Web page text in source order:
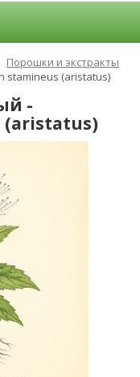
Порошки и экстракты
stamineus (aristatus)
-
(aristatus)